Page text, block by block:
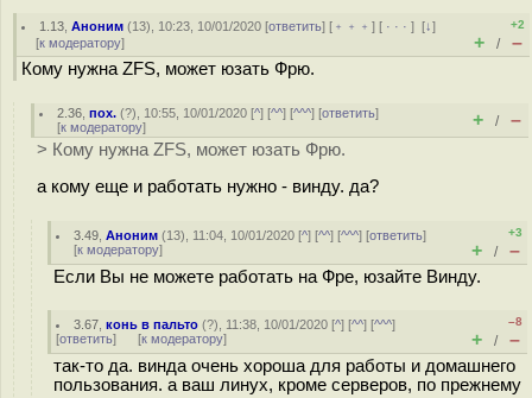
1.13 ,Аноним (13), 10:23, 10/01/2020 [ответить] [ ﹢﹢﹢] [ · · ·][↓]
[к модератору]
+2
+ / –
Кому нужна ZFS, может юзать Фрю.
2.36 ,пох. (?), 10:55, 10/01/2020 [^] [^^] [^^^] [ответить]
[к модератору] + / –
> Кому нужна ZFS, может юзать Фрю.
а кому еще и работать нужно - винду. да?
3.49 ,Аноним (13), 11:04, 10/01/2020 [^] [^^] [^^^] [ответить]
[к модератору]
+3
+ / –
Если Вы не можете работать на Фре, юзайте Винду.
3.67 ,конь в пальто (?), 11:38, 10/01/2020 [^] [^^] [^^^]
[ответить] [к модератору]
–8
+ / –
так-то да. винда очень хороша для работы и домашнего
пользования. а ваш линух, кроме серверов, по прежнему